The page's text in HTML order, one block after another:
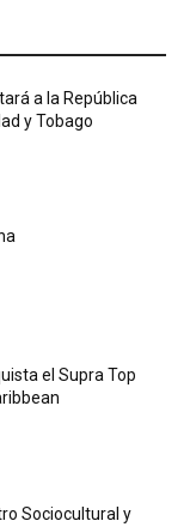
a la República
y Tobago
el Supra Top
Sociocultural y